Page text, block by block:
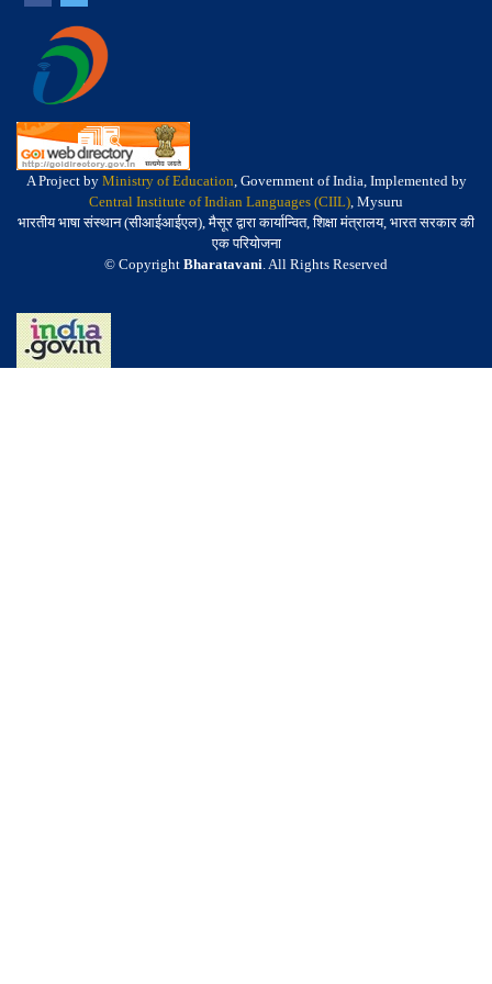
A Project by Ministry of Education, Government of India, Implemented by
Central Institute of Indian Languages (CIIL), Mysuru
भारतीय भाषा संस्थान (सीआईआईएल), मैसूर द्वारा कार्यान्वित, शिक्षा मंत्रालय, भारत सरकार की
एक परियोजना
© Copyright Bharatavani. All Rights Reserved